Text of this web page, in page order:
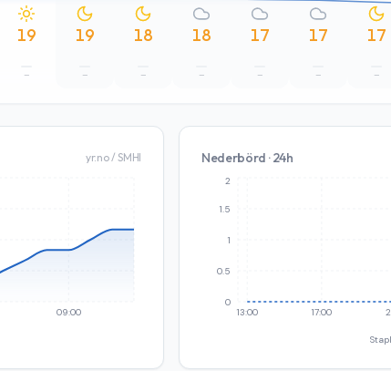
19
–
19
–
18
–
18
–
17
–
17
–
17
–
yr.no / SMHI
09:00
Nederbörd · 24h
13:00 17:00
0
0.5
1
1.5
2